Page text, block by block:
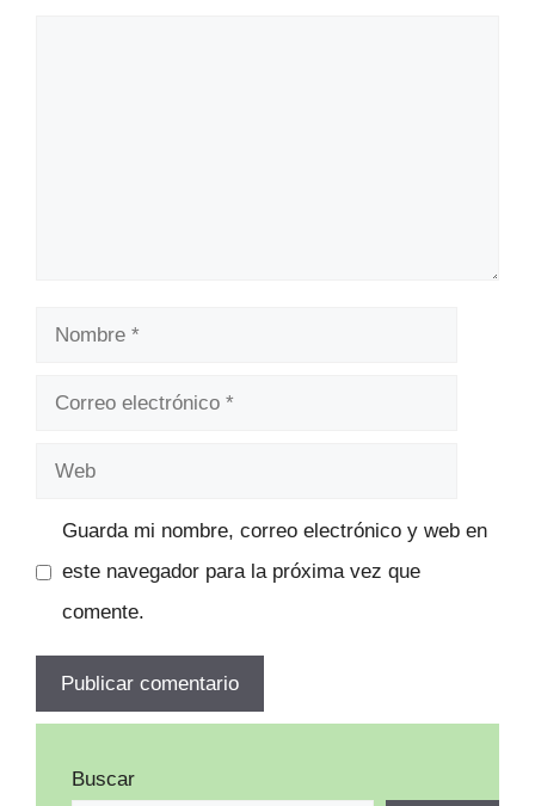
Nombre
Correo
Web
Guarda mi nombre, correo electrónico y web en
este navegador para la próxima vez que
comente.
Buscar